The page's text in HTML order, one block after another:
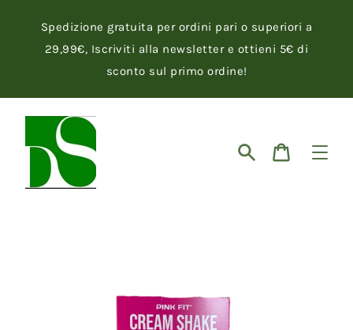
direttamente
contenuti
Spedizione gratuita per ordini pari o superiori a
29,99€, Iscriviti alla newsletter e ottieni 5€ di
sconto sul primo ordine!